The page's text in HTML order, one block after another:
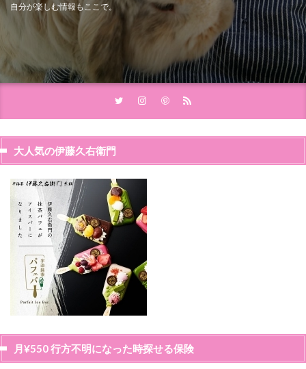
自分が楽しむ情報もここで。
大人気の伊藤久右衛門
月¥550 行方不明になった時探せる保険